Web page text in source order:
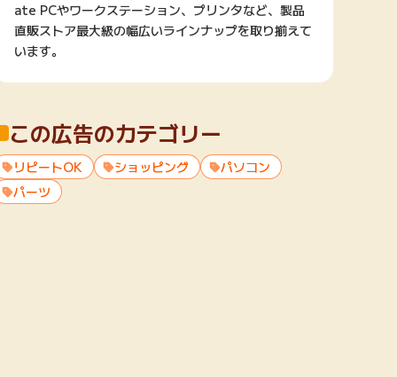
ate PCやワークステーション、プリンタなど、製品
直販ストア最大級の幅広いラインナップを取り揃えて
います。
この広告のカテゴリー
リピートOK ショッピング
パソコン
パーツ